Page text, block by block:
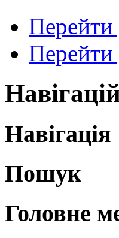
Перейти
Перейти
Навігація
Пошук
Головне